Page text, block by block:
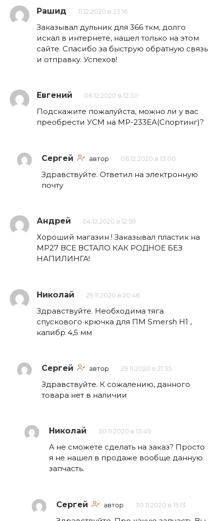
Рашид 11.12.2020 в 23:16
Заказывал дульник для 366 ткм, долго
искал в интернете, нашел только на этом
сайте. Спасибо за быструю обратную связь
и отправку. Успехов!
Евгений 06.12.2020 в 12:30
Подскажите пожалуйста, можно ли у вас
преобрести УСМ на МР-233ЕА(Спортинг)?
Сергей автор 06.12.2020 в 13:00
Здравствуйте. Ответил на электронную
почту
Андрей 04.12.2020 в 12:59
Хороший магазин ! Заказывал пластик на
МР27 ВСЕ ВСТАЛО КАК РОДНОЕ БЕЗ
НАПИЛИНГА!
Николай 29.11.2020 в 20:46
Здравствуйте. Необходима тяга
спускового крючка для ПМ Smersh H1 ,
калибр 4,5 мм
Сергей автор 29.11.2020 в 21:35
Здравствуйте. К сожалению, данного
товара нет в наличии
Николай 30.11.2020 в 13:49
А не сможете сделать на заказ? Просто
я не нашел в продаже вообще данную
запчасть.
Сергей автор 30.11.2020 в 15:13